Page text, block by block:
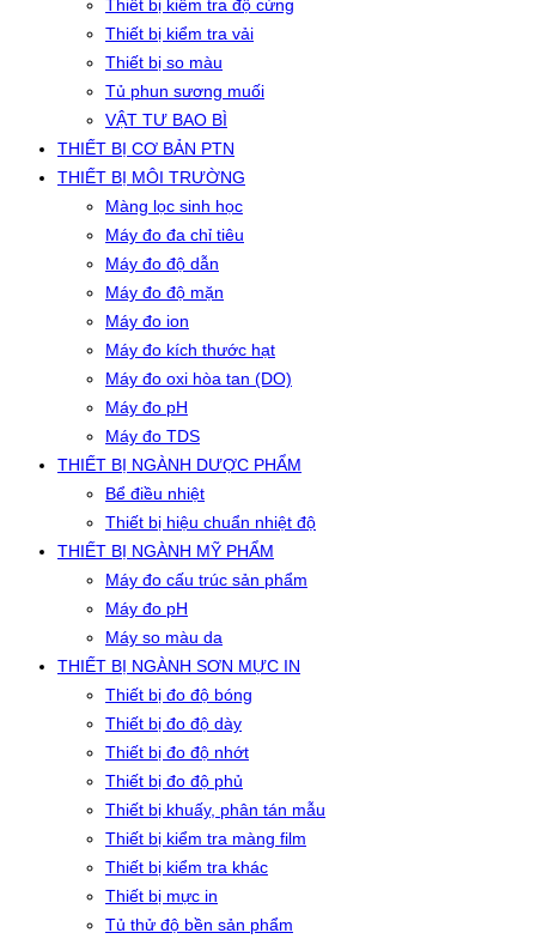
Thiết bị kiểm tra độ cứng
Thiết bị kiểm tra vải
Thiết bị so màu
Tủ phun sương muối
VẬT TƯ BAO BÌ
THIẾT BỊ CƠ BẢN PTN
THIẾT BỊ MÔI TRƯỜNG
Màng lọc sinh học
Máy đo đa chỉ tiêu
Máy đo độ dẫn
Máy đo độ mặn
Máy đo ion
Máy đo kích thước hạt
Máy đo oxi hòa tan (DO)
Máy đo pH
Máy đo TDS
THIẾT BỊ NGÀNH DƯỢC PHẨM
Bể điều nhiệt
Thiết bị hiệu chuẩn nhiệt độ
THIẾT BỊ NGÀNH MỸ PHẨM
Máy đo cấu trúc sản phẩm
Máy đo pH
Máy so màu da
THIẾT BỊ NGÀNH SƠN MỰC IN
Thiết bị đo độ bóng
Thiết bị đo độ dày
Thiết bị đo độ nhớt
Thiết bị đo độ phủ
Thiết bị khuấy, phân tán mẫu
Thiết bị kiểm tra màng film
Thiết bị kiểm tra khác
Thiết bị mực in
Tủ thử độ bền sản phẩm